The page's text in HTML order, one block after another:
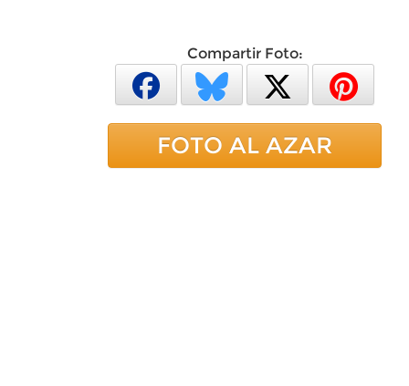
Compartir Foto:
FOTO AL AZAR